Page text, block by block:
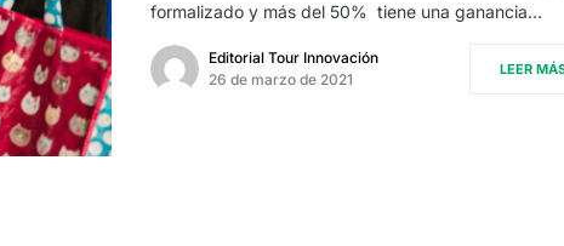
formalizado y más del 50% tiene una ganancia…
Editorial Tour Innovación
26 de marzo de 2021
LEER